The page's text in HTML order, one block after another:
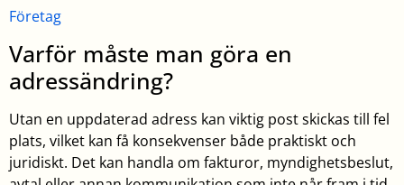
Företag
Varför måste man göra en
adressändring?
Utan en uppdaterad adress kan viktig post skickas till fel
plats, vilket kan få konsekvenser både praktiskt och
juridiskt. Det kan handla om fakturor, myndighetsbeslut,